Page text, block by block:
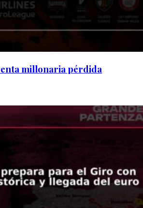
millonaria pérdida